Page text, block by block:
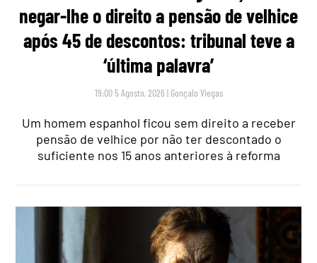
negar-lhe o direito a pensão de velhice
após 45 de descontos: tribunal teve a
‘última palavra’
19:00 5 Agosto, 2026 | Gonçalo Viegas
Um homem espanhol ficou sem direito a receber
pensão de velhice por não ter descontado o
suficiente nos 15 anos anteriores à reforma